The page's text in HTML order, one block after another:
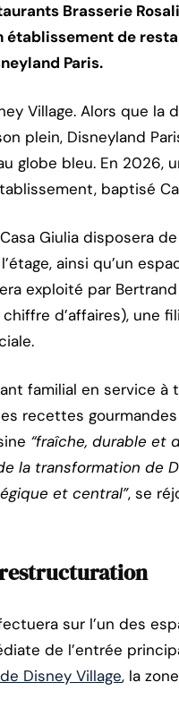
Brasserie
établissement de
Paris.
Village. Alors que
plein, Disneyland
globe bleu. En 2026,
baptisé
Giulia disposera
ainsi qu’un
exploité par
d’affaires), une
familial en service
recettes
“fraîche, durable et
la transformation de
et central”, se
restructuration
sur l’un des
de l’entrée
Disney Village, la